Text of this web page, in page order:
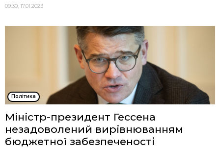
09:30, 17.01.2023
Політика
Міністр-президент Гессена
незадоволений вирівнюванням
бюджетної забезпеченості